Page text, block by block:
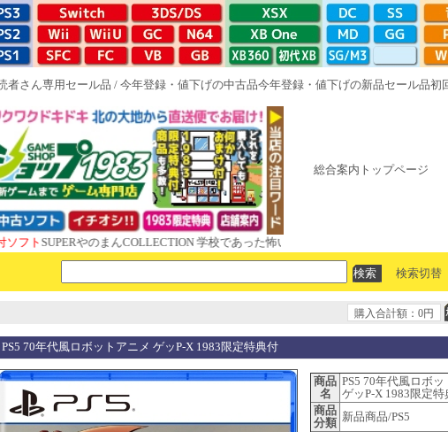
者さん専用セール品 / 今年登録・値下げの中古品今年登録・値下げの新品セール品初
総合案内トップページ
やのまんCOLLECTION 学校であった怖い話と晦󠄀つきこもり ルート16R やがて散
検索切替
購入合計額：0円
PS5 70年代風ロボットアニメ ゲッP-X 1983限定特典付
商品
名
PS5 70年代風ロボ
ゲッP-X 1983限定特
商品
分類 新品商品/PS5